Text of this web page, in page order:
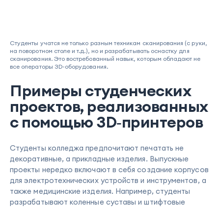
Студенты учатся не только разным техникам сканирования (с руки,
на поворотном столе и т.д.), но и разрабатывать оснастку для
сканирования. Это востребованный навык, которым обладают не
все операторы 3D-оборудования.
Примеры студенческих
проектов, реализованных
с помощью 3D‑принтеров
Студенты колледжа предпочитают печатать не
декоративные, а прикладные изделия. Выпускные
проекты нередко включают в себя создание корпусов
для электротехнических устройств и инструментов, а
также медицинские изделия. Например, студенты
разрабатывают коленные суставы и штифтовые